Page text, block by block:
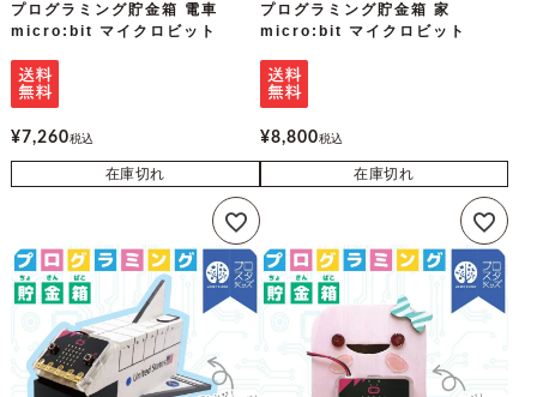
プログラミング貯金箱 電車
micro:bit マイクロビット
¥7,260税込
在庫切れ
プログラミング貯金箱 家
micro:bit マイクロビット
¥8,800税込
在庫切れ